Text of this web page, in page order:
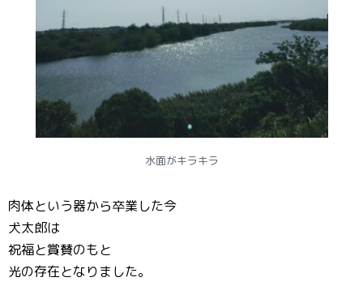
水面がキラキラ
肉体という器から卒業した今
犬太郎は
祝福と賞賛のもと
光の存在となりました。